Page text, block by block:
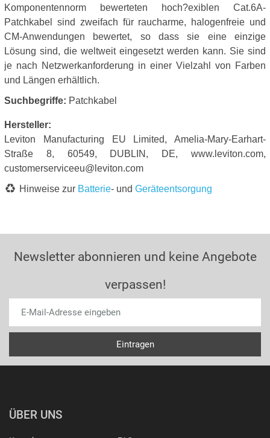
Komponentennorm bewerteten hoch?exiblen Cat.6A-
Patchkabel sind zweifach für raucharme, halogenfreie und
CM-Anwendungen bewertet, so dass sie eine einzige
Lösung sind, die weltweit eingesetzt werden kann. Sie sind
je nach Netzwerkanforderung in einer Vielzahl von Farben
und Längen erhältlich.
Suchbegriffe: Patchkabel
Hersteller:
Leviton Manufacturing EU Limited, Amelia-Mary-Earhart-
Straße 8, 60549, DUBLIN, DE, www.leviton.com,
customerserviceeu@leviton.com
Hinweise zur Batterie- und Geräteentsorgung
Newsletter abonnieren und keine Angebote
verpassen!
ÜBER UNS